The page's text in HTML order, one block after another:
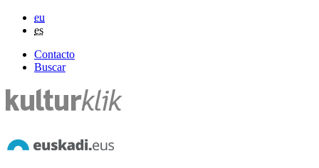
eu
es
Contacto
Buscar